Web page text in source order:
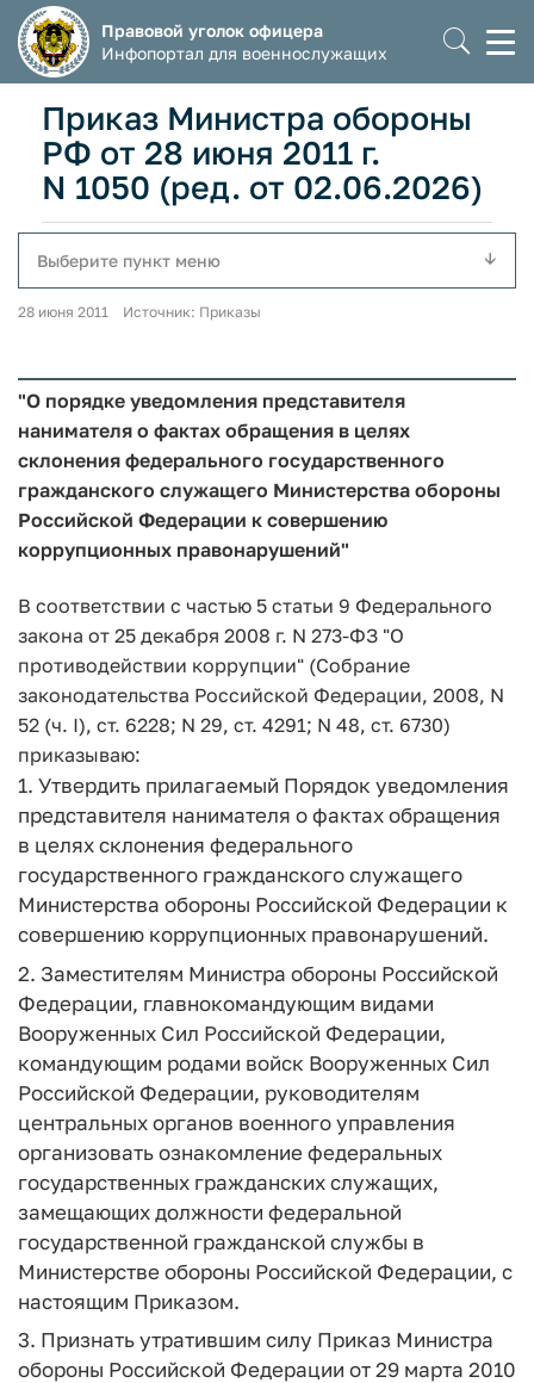
Правовой уголок офицера
Инфопортал для военнослужащих
Приказ Министра обороны
РФ от 28 июня 2011 г.
N 1050 (ред. от 02.06.2026)
Выберите пункт меню
28 июня 2011 Источник: Приказы
"О порядке уведомления представителя
нанимателя о фактах обращения в целях
склонения федерального государственного
гражданского служащего Министерства обороны
Российской Федерации к совершению
коррупционных правонарушений"
В соответствии с частью 5 статьи 9 Федерального
закона от 25 декабря 2008 г. N 273-ФЗ "О
противодействии коррупции" (Собрание
законодательства Российской Федерации, 2008, N
52 (ч. I), ст. 6228; N 29, ст. 4291; N 48, ст. 6730)
приказываю:
1. Утвердить прилагаемый Порядок уведомления
представителя нанимателя о фактах обращения
в целях склонения федерального
государственного гражданского служащего
Министерства обороны Российской Федерации к
совершению коррупционных правонарушений.
2. Заместителям Министра обороны Российской
Федерации, главнокомандующим видами
Вооруженных Сил Российской Федерации,
командующим родами войск Вооруженных Сил
Российской Федерации, руководителям
центральных органов военного управления
организовать ознакомление федеральных
государственных гражданских служащих,
замещающих должности федеральной
государственной гражданской службы в
Министерстве обороны Российской Федерации, с
настоящим Приказом.
3. Признать утратившим силу Приказ Министра
обороны Российской Федерации от 29 марта 2010